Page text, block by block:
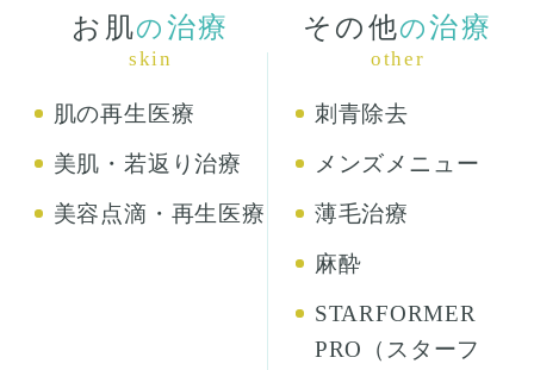
お肌の 治療
skin
肌の再生医療
美肌・若返り治療
美容点滴・再生医療
その他の治療
other
刺青除去
メンズメニュー
薄毛治療
麻酔
STARFORMER
PRO（スターフ